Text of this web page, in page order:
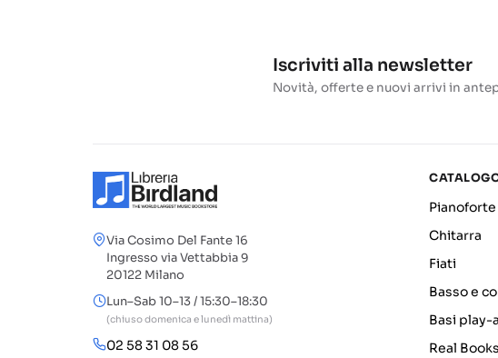
Iscriviti alla newsletter
Novità, offerte e nuovi arrivi in
Via Cosimo Del Fante 16
Ingresso via Vettabbia 9
20122 Milano
Lun–Sab 10–13 / 15:30–18:30
(chiuso domenica e lunedì mattina)
02 58 31 08 56
Pianoforte
Chitarra
Fiati
Basso e
Basi play-
Real Books